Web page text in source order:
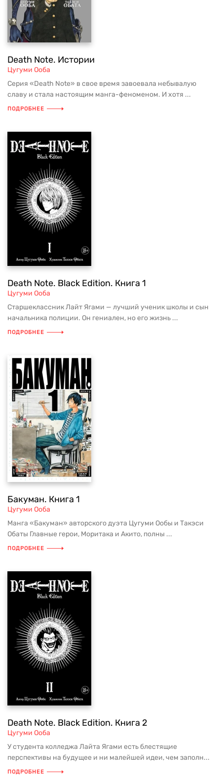
Death Note. Истории
Цугуми Ооба
Серия «Death Note» в свое время завоевала небывалую
славу и стала настоящим манга-феноменом. И хотя ...
ПОДРОБНЕЕ
Death Note. Black Edition. Книга 1
Цугуми Ооба
Старшеклассник Лайт Ягами — лучший ученик школы и сын
начальника полиции. Он гениален, но его жизнь ...
ПОДРОБНЕЕ
Бакуман. Книга 1
Цугуми Ооба
Манга «Бакуман» авторского дуэта Цугуми Ообы и Такэси
Обаты Главные герои, Моритака и Акито, полны ...
ПОДРОБНЕЕ
Death Note. Black Edition. Книга 2
Цугуми Ооба
У студента колледжа Лайта Ягами есть блестящие
перспективы на будущее и ни малейшей идеи, чем заполн...
ПОДРОБНЕЕ